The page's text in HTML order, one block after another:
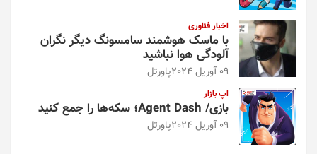
اخبار فناوری
با ماسک هوشمند سامسونگ دیگر نگران
آلودگی هوا نباشید
09 آوریل 2024 پاورتل
اپ بازار
بازی/ Agent Dash؛ سکه‌ها را جمع کنید
09 آوریل 2024 پاورتل